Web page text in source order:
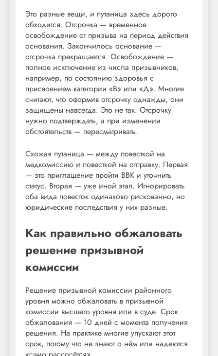
Это разные вещи, и путаница здесь дорого
обходится. Отсрочка — временное
освобождение от призыва на период действия
основания. Закончилось основание —
отсрочка прекращается. Освобождение —
полное исключение из числа призывников,
например, по состоянию здоровья с
присвоением категории «В» или «Д». Многие
считают, что оформив отсрочку однажды, они
защищены навсегда. Это не так. Отсрочку
нужно подтверждать, а при изменении
обстоятельств — пересматривать.
Схожая путаница — между повесткой на
медкомиссию и повесткой на отправку. Первая
— это приглашение пройти ВВК и уточнить
статус. Вторая — уже иной этап. Игнорировать
оба вида повесток одинаково рискованно, но
юридические последствия у них разные.
Как правильно обжаловать
решение призывной
комиссии
Решение призывной комиссии районного
уровня можно обжаловать в призывной
комиссии высшего уровня или в суде. Срок
обжалования — 10 дней с момента получения
решения. На практике многие упускают этот
срок, потому что не знают о нём или надеются